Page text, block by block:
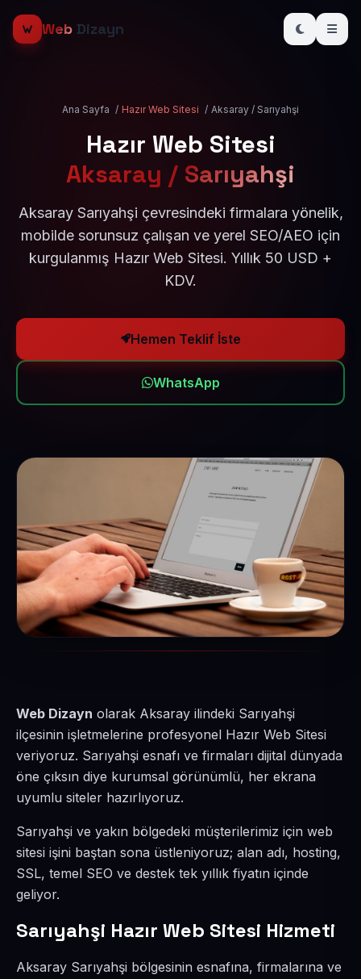
Web Dizayn
Ana Sayfa / Hazır Web Sitesi / Aksaray / Sarıyahşi
Hazır Web Sitesi
Aksaray / Sarıyahşi
Aksaray Sarıyahşi çevresindeki firmalara yönelik,
mobilde sorunsuz çalışan ve yerel SEO/AEO için
kurgulanmış Hazır Web Sitesi. Yıllık 50 USD +
KDV.
Hemen Teklif İste
WhatsApp
Web Dizayn olarak Aksaray ilindeki Sarıyahşi
ilçesinin işletmelerine profesyonel Hazır Web Sitesi
veriyoruz. Sarıyahşi esnafı ve firmaları dijital dünyada
öne çıksın diye kurumsal görünümlü, her ekrana
uyumlu siteler hazırlıyoruz.
Sarıyahşi ve yakın bölgedeki müşterilerimiz için web
sitesi işini baştan sona üstleniyoruz; alan adı, hosting,
SSL, temel SEO ve destek tek yıllık fiyatın içinde
geliyor.
Sarıyahşi Hazır Web Sitesi Hizmeti
Aksaray Sarıyahşi bölgesinin esnafına, firmalarına ve